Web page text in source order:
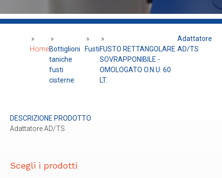
»
Home
»
Bottiglioni
taniche
fusti
cisterne
»
Fusti
»
FUSTO RETTANGOLARE
SOVRAPPONIBILE -
OMOLOGATO O.N.U. 60
LT.
Adattatore
AD/TS
DESCRIZIONE PRODOTTO
Adattatore AD/TS
Scegli i prodotti